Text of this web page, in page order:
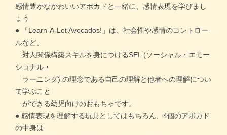
月齢・年齢別
価格帯別
カテゴリー
感情豊かなかわいいアボカドと一緒に、感情表現を学びまし
ょう
● 「Learn-A-Lot Avocados!」は、社会性や感情のコントロー
ルなど、
対人関係構築スキルを身につけるSEL (ソーシャル・エモー
ショナル・
ラーニング) の理念である自己の理解と他者への理解につい
て学ぶこと
ができる幼児向けのおもちゃです。
● 感情表現を理解する玩具としてはもちろん、4個のアボカド
の中身は